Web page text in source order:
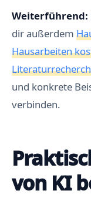
Weiterführend:
dir außerdem
Hausarbeiten
und konkrete
verbinden.
von KI